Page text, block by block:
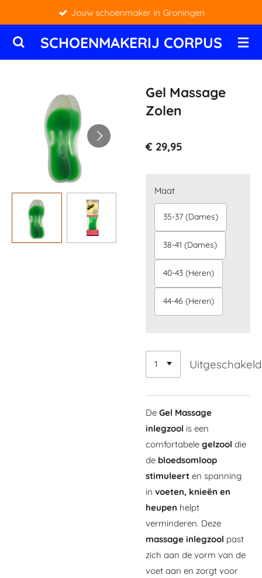
naar
de
SCHOENMAKERIJ CORPUS
Jouw schoenmaker in Groningen
Gel Massage
Zolen
€ 29,95
Maat
35-37 (Dames)
38-41 (Dames)
40-43 (Heren)
44-46 (Heren)
Uitgeschakeld
De Gel Massage
inlegzool is een
comfortabele gelzool die
de bloedsomloop
stimuleert en spanning
in voeten, knieën en
heupen helpt
verminderen. Deze
massage inlegzool past
zich aan de vorm van de
voet aan en zorgt voor